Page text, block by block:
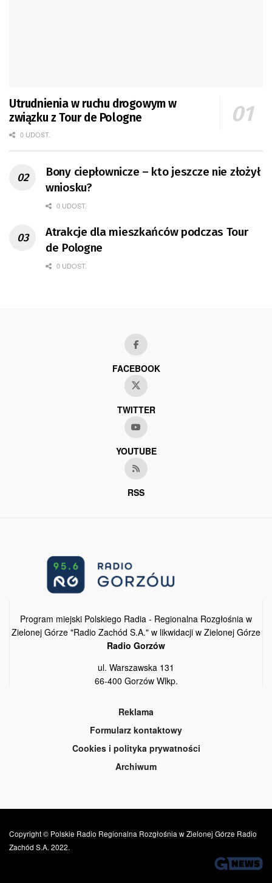
Utrudnienia w ruchu drogowym w
związku z Tour de Pologne
0 UDOST.
Bony ciepłownicze – kto jeszcze nie złożył
wniosku?
0 UDOST.
Atrakcje dla mieszkańców podczas Tour
de Pologne
0 UDOST.
FACEBOOK
TWITTER
YOUTUBE
RSS
Program miejski Polskiego Radia - Regionalna Rozgłośnia w
Zielonej Górze "Radio Zachód S.A." w likwidacji w Zielonej Górze
Radio Gorzów
ul. Warszawska 131
66-400 Gorzów Wlkp.
Reklama
Formularz kontaktowy
Cookies i polityka prywatności
Archiwum
Copyright © Polskie Radio Regionalna Rozgłośnia w Zielonej Górze Radio
Zachód S.A. 2022.